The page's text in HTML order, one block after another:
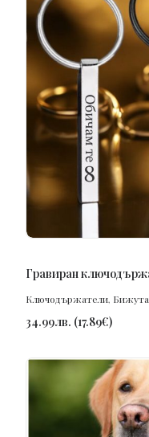
Гравиран
Ключодържатели,
34.99лв. (17.89€)